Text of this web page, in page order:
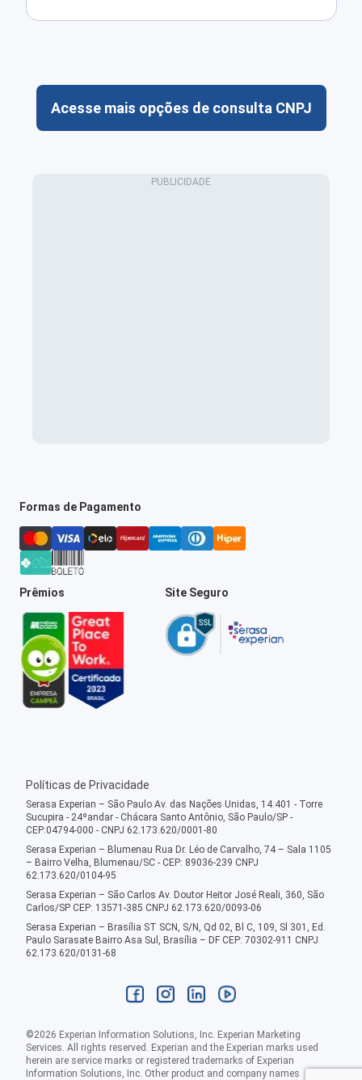
Acesse mais opções de consulta CNPJ
Formas de Pagamento
Prêmios Site Seguro
Políticas de Privacidade
Serasa Experian – São Paulo Av. das Nações Unidas, 14.401 - Torre
Sucupira - 24ºandar - Chácara Santo Antônio, São Paulo/SP -
CEP:04794-000 - CNPJ 62.173.620/0001-80
Serasa Experian – Blumenau Rua Dr. Léo de Carvalho, 74 – Sala 1105
– Bairro Velha, Blumenau/SC - CEP: 89036-239 CNPJ
62.173.620/0104-95
Serasa Experian – São Carlos Av. Doutor Heitor José Reali, 360, São
Carlos/SP CEP: 13571-385 CNPJ 62.173.620/0093-06
Serasa Experian – Brasília ST SCN, S/N, Qd 02, Bl C, 109, Sl 301, Ed.
Paulo Sarasate Bairro Asa Sul, Brasília – DF CEP: 70302-911 CNPJ
62.173.620/0131-68
©2026 Experian Information Solutions, Inc. Experian Marketing
Services. All rights reserved. Experian and the Experian marks used
herein are service marks or registered trademarks of Experian
Information Solutions, Inc. Other product and company names